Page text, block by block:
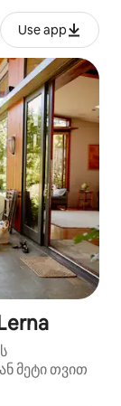
Use app
მეტი თვით